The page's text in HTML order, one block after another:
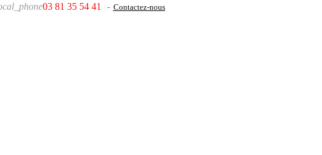
03 81 35 54 41 - Contactez-nous